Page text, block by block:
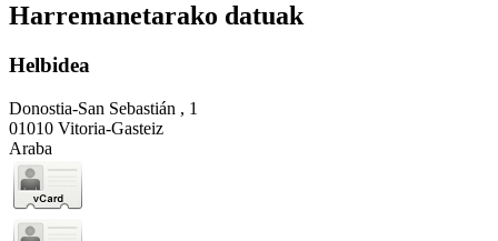
Harremanetarako datuak
Helbidea
Donostia-San Sebastián , 1
01010 Vitoria-Gasteiz
Araba